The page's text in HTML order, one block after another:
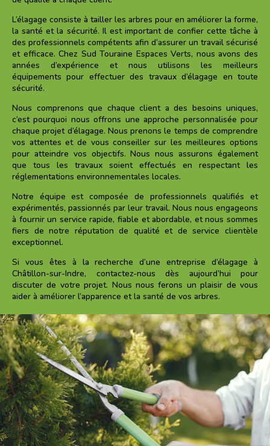
L’élagage consiste à tailler les arbres pour en améliorer la forme,
la santé et la sécurité. Il est important de confier cette tâche à
des professionnels compétents afin d’assurer un travail sécurisé
et efficace. Chez Sud Touraine Espaces Verts, nous avons des
années d’expérience et nous utilisons les meilleurs
équipements pour effectuer des travaux d’élagage en toute
sécurité.
Nous comprenons que chaque client a des besoins uniques,
c’est pourquoi nous offrons une approche personnalisée pour
chaque projet d’élagage. Nous prenons le temps de comprendre
vos attentes et de vous conseiller sur les meilleures options
pour atteindre vos objectifs. Nous nous assurons également
que tous les travaux soient effectués en respectant les
réglementations environnementales locales.
Notre équipe est composée de professionnels qualifiés et
expérimentés, passionnés par leur travail. Nous nous engageons
à fournir un service rapide, fiable et abordable, et nous sommes
fiers de notre réputation de qualité et de service clientèle
exceptionnel.
Si vous êtes à la recherche d’une entreprise d’élagage à
Châtillon-sur-Indre, contactez-nous dès aujourd’hui pour
discuter de votre projet. Nous nous ferons un plaisir de vous
aider à améliorer l’apparence et la santé de vos arbres.